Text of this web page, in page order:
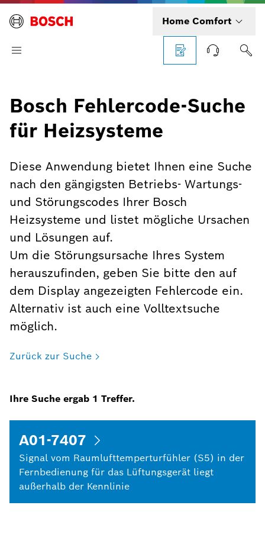
Home Comfort
Bosch Fehlercode-Suche
für Heizsysteme
Diese Anwendung bietet Ihnen eine Suche
nach den gängigsten Betriebs- Wartungs-
und Störungscodes Ihrer Bosch
Heizsysteme und listet mögliche Ursachen
und Lösungen auf.
Um die Störungsursache Ihres System
herauszufinden, geben Sie bitte den auf
dem Display angezeigten Fehlercode ein.
Alternativ ist auch eine Volltextsuche
möglich.
Zurück zur Suche
Ihre Suche ergab 1 Treffer.
A01-7407
Signal vom Raumlufttemperturfühler (S5) in der
Fernbedienung für das Lüftungsgerät liegt
außerhalb der Kennlinie